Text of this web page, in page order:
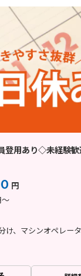
登用あり◇未経験
円
～
け、マシンオペレー